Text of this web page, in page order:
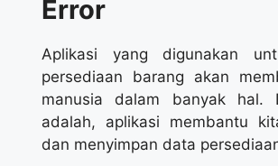
Error
Aplikasi yang digunakan
persediaan barang akan
manusia dalam banyak hal.
adalah, aplikasi membantu
dan menyimpan data